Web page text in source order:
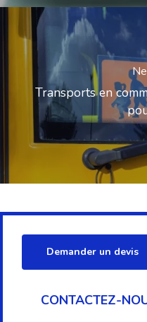
Transports en
Demander un devis
CONTACTEZ-